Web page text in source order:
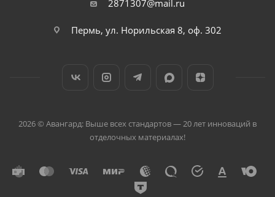
2871307@mail.ru
Пермь, ул. Норильская 8, оф. 302
2026 © Авангард: Выше всех стандартов — 20 лет инноваций в
отделочных материалах!